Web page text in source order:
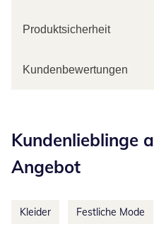
Produktsicherheit
Kundenbewertungen
Kundenlieblinge
Angebot
Kleider Festliche Mode